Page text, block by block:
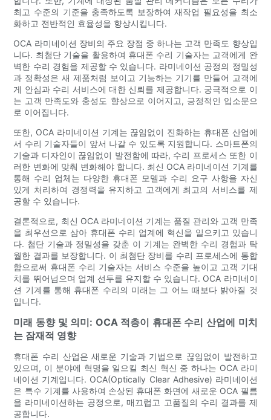
최고 수준의 기준을 충족하도록 보장하여 재작업 필요성을 최소
화하고 전반적인 효율성을 향상시킵니다.
OCA 라미네이션 장비의 주요 장점 중 하나는 고객 만족도 향상입
니다. 최첨단 기술을 활용하여 휴대폰 수리 기술자는 고객에게 완
벽한 수리 경험을 제공할 수 있습니다. 라미네이션 공정의 정밀성
과 정확성은 새 제품처럼 보이고 기능하는 기기를 만들어 고객에
게 안심과 수리 서비스에 대한 신뢰를 제공합니다. 궁극적으로 이
는 고객 만족도와 충성도 향상으로 이어지고, 긍정적인 입소문으
로 이어집니다.
또한, OCA 라미네이션 기계는 끊임없이 진화하는 휴대폰 산업에
서 수리 기술자들이 앞서 나갈 수 있도록 지원합니다. 스마트폰의
기술과 디자인이 끊임없이 발전함에 따라, 수리 프로세스 또한 이
러한 변화에 맞춰 변화해야 합니다. 최신 OCA 라미네이션 기계를
통해 수리 업체는 다양한 휴대폰 모델과 수리 요구 사항을 자신
있게 처리하여 경쟁력을 유지하고 고객에게 최고의 서비스를 제
공할 수 있습니다.
결론적으로, 최신 OCA 라미네이션 기계는 품질 관리와 고객 만족
을 최우선으로 삼아 휴대폰 수리 업계에 혁신을 일으키고 있습니
다. 첨단 기술과 정밀성을 갖춘 이 기계는 완벽한 수리 경험과 탁
월한 결과를 보장합니다. 이 최첨단 장비를 수리 프로세스에 통합
함으로써 휴대폰 수리 기술자는 서비스 수준을 높이고 고객 기대
치를 뛰어넘으며 업계 선두를 유지할 수 있습니다. OCA 라미네이
션 기계를 통해 휴대폰 수리의 미래는 그 어느 때보다 밝아질 것
입니다.
미래 동향 및 의미: OCA 적층이 휴대폰 수리 산업에 미치
는 잠재적 영향
휴대폰 수리 산업은 새로운 기술과 기법으로 끊임없이 발전하고
있으며, 이 분야에 혁명을 일으킬 최신 혁신 중 하나는 OCA 라미
네이션 기계입니다. OCA(Optically Clear Adhesive) 라미네이션
은 특수 기계를 사용하여 손상된 휴대폰 화면에 새로운 OCA 필름
을 라미네이션하는 공정으로, 매끄럽고 고품질의 수리 결과를 제
공합니다.